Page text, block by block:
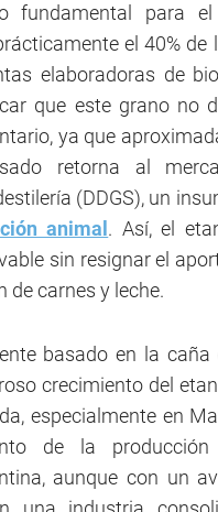
fundamental para
el 40% de
elaboradoras de
que este grano no
ya que
retorna al
(DDGS), un
animal . Así, el
sin resignar el
de carnes y leche.
basado en la caña
crecimiento del
especialmente en
de la producción
aunque con un